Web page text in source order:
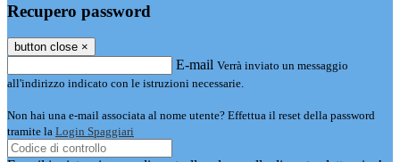
Recupero password
button close ×
E-mail Verrà inviato un messaggio
all'indirizzo indicato con le istruzioni necessarie.
Non hai una e-mail associata al nome utente? Effettua il reset della password
tramite la Login Spaggiari